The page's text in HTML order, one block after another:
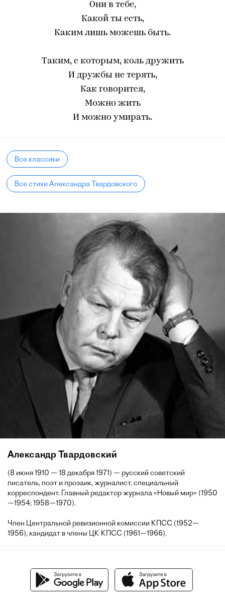
Они в тебе,
Какой ты есть,
Каким лишь можешь быть.
Таким, с которым, коль дружить
И дружбы не терять,
Как говорится,
Можно жить
И можно умирать.
Все классики
Все стихи Александра Твардовского
Александр Твардовский
(8 июня 1910 — 18 декабря 1971) — русский советский
писатель, поэт и прозаик, журналист, специальный
корреспондент. Главный редактор журнала «Новый мир» (1950
—1954; 1958—1970).
Член Центральной ревизионной комиссии КПСС (1952—
1956), кандидат в члены ЦК КПСС (1961—1966).